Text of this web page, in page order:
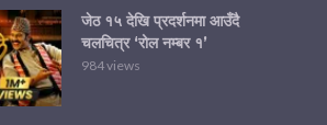
जेठ १५ देखि प्रदर्शनमा आउँदै
चलचित्र ‘रोल नम्बर १’
984 views